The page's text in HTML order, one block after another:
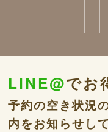
LINE@でお
予約の空き状況
内をお知らせし